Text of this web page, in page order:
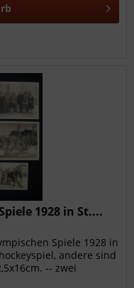
1928 in St....
Spiele 1928 in
andere sind
-- zwei